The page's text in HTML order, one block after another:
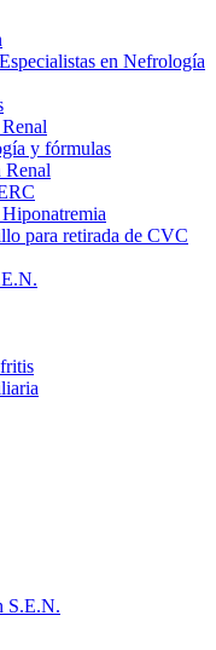
en Nefrología
y fórmulas
Renal
para retirada de CVC
S.E.N.